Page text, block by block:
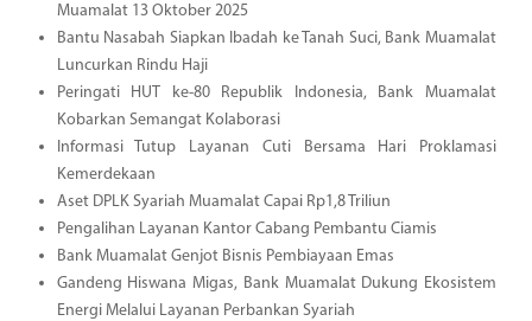
Muamalat 13 Oktober 2025
Bantu Nasabah Siapkan Ibadah ke Tanah Suci, Bank Muamalat
Luncurkan Rindu Haji
Peringati HUT ke-80 Republik Indonesia, Bank Muamalat
Kobarkan Semangat Kolaborasi
Informasi Tutup Layanan Cuti Bersama Hari Proklamasi
Kemerdekaan
Aset DPLK Syariah Muamalat Capai Rp1,8 Triliun
Pengalihan Layanan Kantor Cabang Pembantu Ciamis
Bank Muamalat Genjot Bisnis Pembiayaan Emas
Gandeng Hiswana Migas, Bank Muamalat Dukung Ekosistem
Energi Melalui Layanan Perbankan Syariah